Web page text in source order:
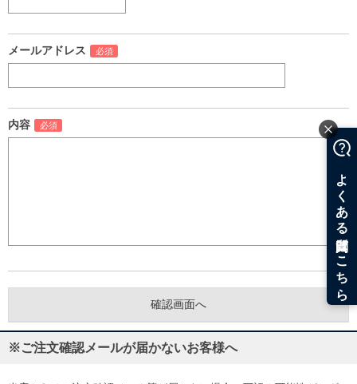
メールアドレス
内容
※ご注文確認メールが届かないお客様へ